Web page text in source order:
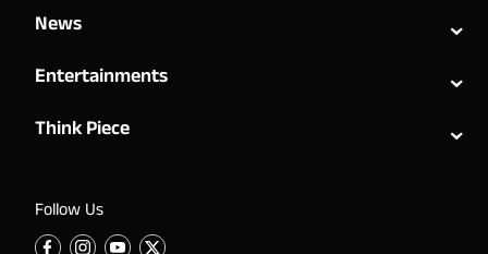
Follow Us
News ⌄
Entertainments ⌄
Think Piece ⌄